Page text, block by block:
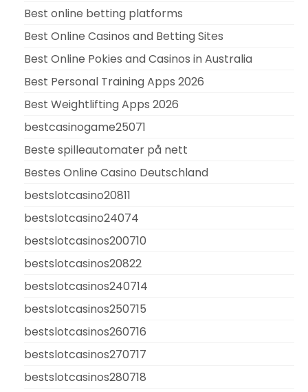
Best online betting platforms
Best Online Casinos and Betting Sites
Best Online Pokies and Casinos in Australia
Best Personal Training Apps 2026
Best Weightlifting Apps 2026
bestcasinogame25071
Beste spilleautomater på nett
Bestes Online Casino Deutschland
bestslotcasino20811
bestslotcasino24074
bestslotcasinos200710
bestslotcasinos20822
bestslotcasinos240714
bestslotcasinos250715
bestslotcasinos260716
bestslotcasinos270717
bestslotcasinos280718